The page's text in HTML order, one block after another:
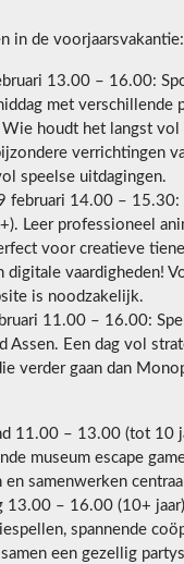
in de voorjaarsvakantie:
13.00 – 16.00:
met verschillende
houdt het langst vol
verrichtingen
speelse uitdagingen.
februari 14.00 –
Leer professioneel
voor creatieve
digitale vaardigheden!
is noodzakelijk.
11.00 – 16.00:
Assen. Een dag vol
verder gaan dan
11.00 – 13.00 (tot 10
museum escape
en samenwerken
13.00 – 16.00 (10+
spannende
een gezellig